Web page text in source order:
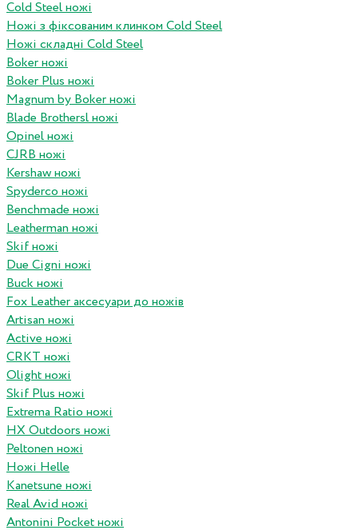
Cold Steel ножі
Ножі з фіксованим клинком Cold Steel
Ножі складні Cold Steel
Boker ножі
Boker Plus ножі
Magnum by Boker ножі
Blade Brothersl ножі
Opinel ножі
CJRB ножі
Kershaw ножі
Spyderco ножі
Benchmade ножі
Leatherman ножі
Skif ножі
Due Cigni ножі
Buck ножі
Fox Leather аксесуари до ножів
Artisan ножі
Active ножі
CRKT ножі
Olight ножі
Skif Plus ножі
Extrema Ratio ножі
HX Outdoors ножі
Peltonen ножі
Ножі Helle
Kanetsune ножі
Real Avid ножі
Antonini Pocket ножі